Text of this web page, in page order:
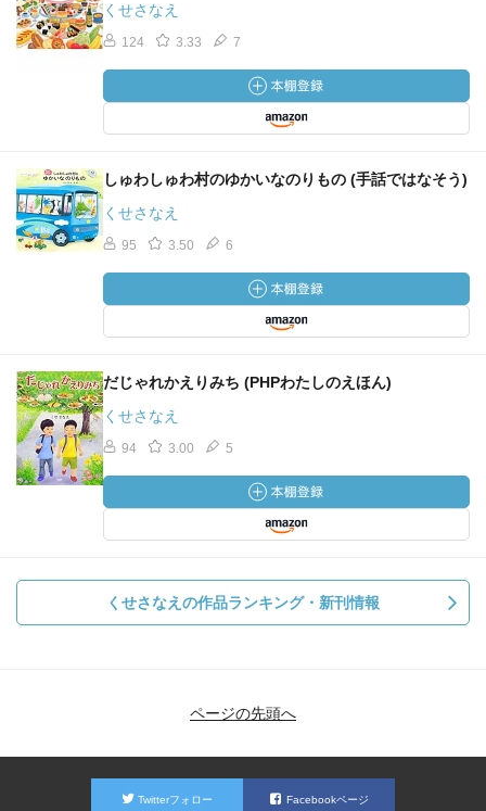
くせさなえ
124 3.33 7
しゅわしゅわ村のゆかいなのりもの (手話ではなそう)
くせさなえ
95 3.50 6
だじゃれかえりみち (PHPわたしのえほん)
くせさなえ
94 3.00 5
くせさなえの作品ランキング・新刊情報
ページの先頭へ
Twitterフォロー Facebookページ